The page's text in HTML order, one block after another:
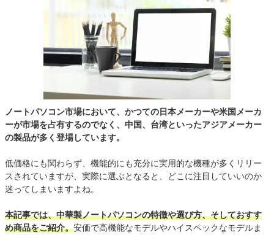
ノートパソコン市場において、かつての日本メーカーや米国メーカ
ーが市場を占有するのでなく、中国、台湾といったアジアメーカー
の製品が多く登場しています。
低価格にも関わらず、機能的にも充分に実用的な機種が多くリリー
スされていますが、実際に選ぶとなると、どこに注目していいのか
迷ってしまいますよね。
本記事では、中華製ノートパソコンの特徴や選び方、そしておすす
め商品をご紹介。安価で高機能なモデルやハイスペックなモデルま